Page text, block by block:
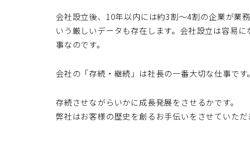
会社設立後、10年以内には約3割〜4割の企業が業
いう厳しいデータも存在します。会社設立は容易
事なのです。
会社の「存続・継続」は社長の一番大切な仕事です。
存続させながらいかに成長発展をさせるかです。
弊社はお客様の歴史を創るお手伝いをさせていただ